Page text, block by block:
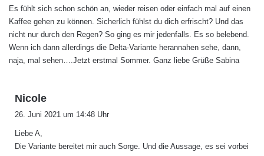
t
:
Es fühlt sich schon schön an, wieder reisen oder einfach mal auf einen
Kaffee gehen zu können. Sicherlich fühlst du dich erfrischt? Und das
nicht nur durch den Regen? So ging es mir jedenfalls. Es so belebend.
Wenn ich dann allerdings die Delta-Variante herannahen sehe, dann,
naja, mal sehen….Jetzt erstmal Sommer. Ganz liebe Grüße Sabina
Nicole
a
:
26. Juni 2021 um 14:48 Uhr
Liebe A,
Die Variante bereitet mir auch Sorge. Und die Aussage, es sei vorbei